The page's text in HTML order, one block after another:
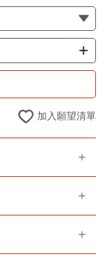
+
加入願望清單